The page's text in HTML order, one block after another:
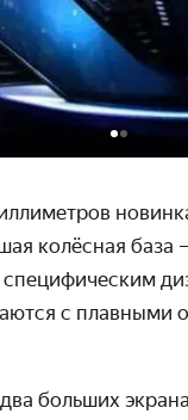
колёсная
специфическим
с плавными
больших